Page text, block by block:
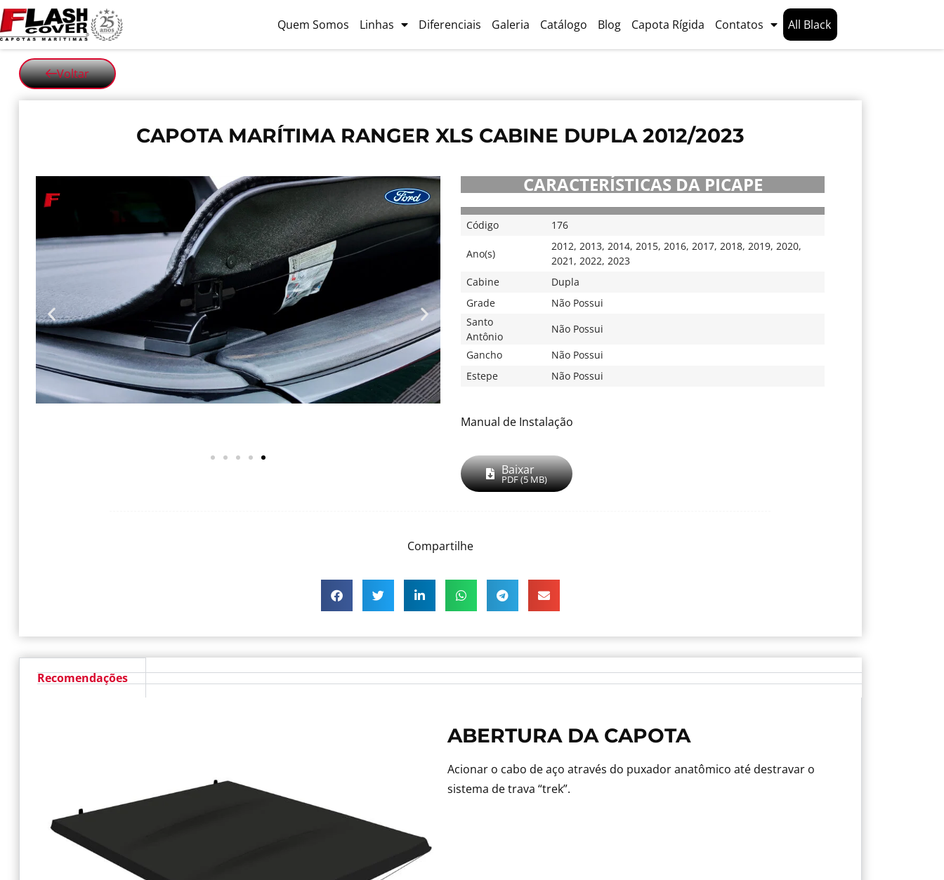
Quem Somos Linhas Diferenciais Galeria Catálogo Blog Capota Rígida Contatos All Black
Voltar
CAPOTA MARÍTIMA RANGER XLS CABINE DUPLA 2012/2023
CARACTERÍSTICAS DA PICAPE
Código 176
Ano(s)
2012, 2013, 2014, 2015, 2016, 2017, 2018, 2019, 2020,
2021 , 2022, 2023
Cabine
Dupla
Grade
Não Possui
Santo
Antônio
Não Possui
Gancho
Não Possui
Estepe
Não Possui
Manual de Instalação
Baixar
PDF (5 MB)
Compartilhe
Recomendações
ABERTURA DA CAPOTA
Acionar o cabo de aço através do puxador anatômico até destravar o
sistema de trava “trek”.